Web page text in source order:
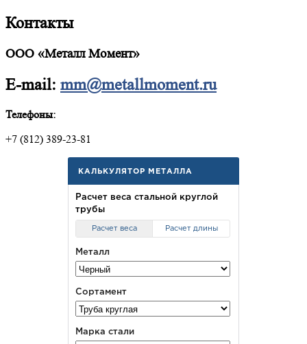
Контакты
ООО «Металл Момент»
E-mail: mm@metallmoment.ru
Телефоны:
+7 (812) 389-23-81